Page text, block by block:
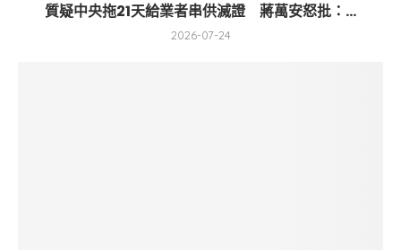
質疑中央拖21天給業者串供滅證 蔣萬安怒批：...
2026-07-24